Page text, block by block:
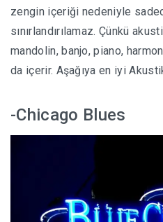
zengin içeriği nedeniyle
sınırlandırılamaz. Çünkü
mandolin, banjo, piano,
da içerir. Aşağıya en iyi
-Chicago Blues